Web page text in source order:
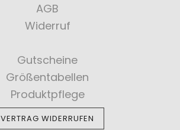
AGB
Widerruf
Gutscheine
Größentabellen
Produktpflege
VERTRAG WIDERRUFEN